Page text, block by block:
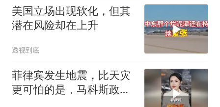
美国立场出现软化，但其
潜在风险却在上升
透视到底
菲律宾发生地震，比天灾
更可怕的是，马科斯政府